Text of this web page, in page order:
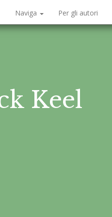
Naviga Per gli autori
Keel